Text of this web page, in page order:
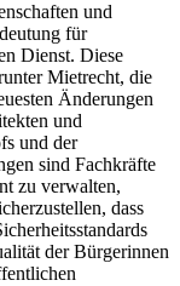
und
für
Dienst. Diese
Mietrecht, die
Änderungen
und
und der
sind Fachkräfte
zu verwalten,
dass
der Bürgerinnen